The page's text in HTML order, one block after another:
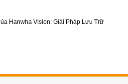
Hanwha Vision: Giải Pháp Lưu Trữ